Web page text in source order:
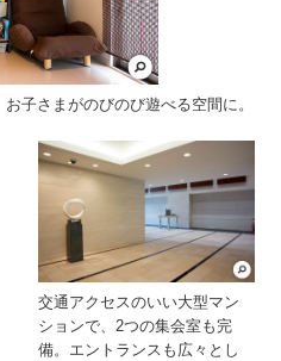
子さまがのびのび遊べる空間に。
交通アクセスのいい大型マン
ションで、2つの集会室も完
備。エントランスも広々とし